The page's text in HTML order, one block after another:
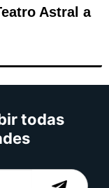
Astral a
todas